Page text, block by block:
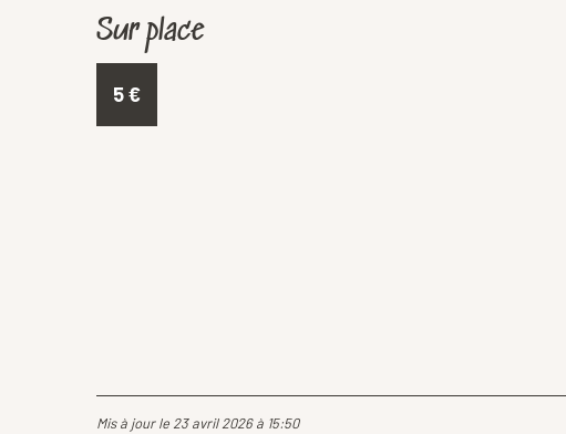
Sur place
5€
Mis à jour le 23 avril 2026 à 15:50